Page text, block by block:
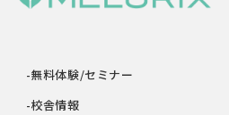
-無料体験/セミナー
-校舎情報